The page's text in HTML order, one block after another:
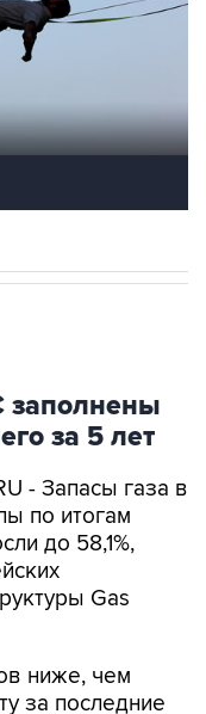
за 5 лет
- Запасы газа в
до 58,1%,
Gas
ниже, чем